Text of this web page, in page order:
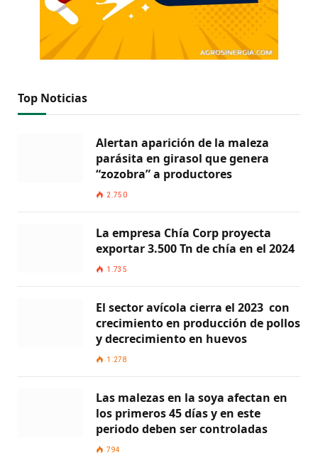
Top Noticias
Alertan aparición de la maleza
parásita en girasol que genera
“zozobra” a productores
2.750
La empresa Chía Corp proyecta
exportar 3.500 Tn de chía en el 2024
1.735
El sector avícola cierra el 2023 con
crecimiento en producción de pollos
y decrecimiento en huevos
1.278
Las malezas en la soya afectan en
los primeros 45 días y en este
periodo deben ser controladas
794